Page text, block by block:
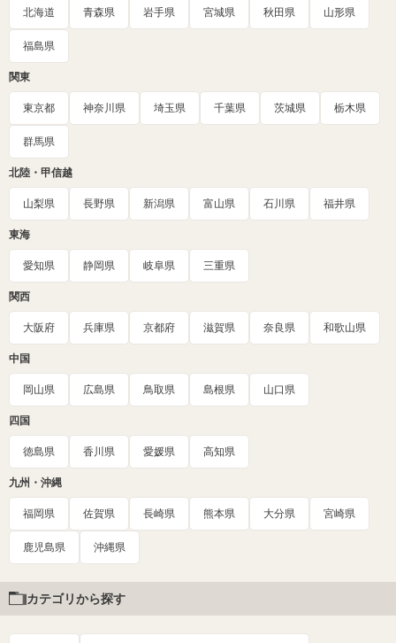
北海道 青森県 岩手県 宮城県 秋田県 山形県
福島県
関東
東京都 神奈川県 埼玉県 千葉県 茨城県 栃木県
群馬県
北陸・甲信越
山梨県 長野県 新潟県 富山県 石川県 福井県
東海
愛知県 静岡県 岐阜県 三重県
関西
大阪府 兵庫県 京都府 滋賀県 奈良県 和歌山県
中国
岡山県 広島県 鳥取県 島根県 山口県
四国
徳島県 香川県 愛媛県 高知県
九州・沖縄
福岡県 佐賀県 長崎県 熊本県 大分県 宮崎県
鹿児島県 沖縄県
カテゴリから探す